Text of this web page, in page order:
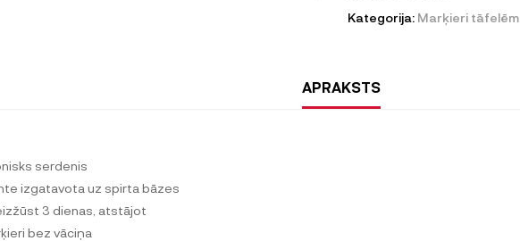
Kategorija: Marķieri tāfelēm
APRAKSTS
serdenis
izgatavota uz spirta bāzes
3 dienas, atstājot
bez vāciņa